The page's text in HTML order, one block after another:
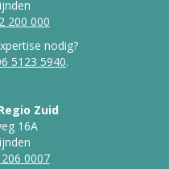
200 000
nodig?
5123 5940.
Zuid
16A
0007